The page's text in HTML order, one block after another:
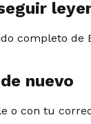
completo de
nuevo
o con tu